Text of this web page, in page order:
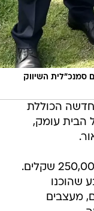
סמנכ"לית השיווק
חדשה הכוללת
הבית עומק,
בפיתוח מניפת הגוונים הושקעו כ-250,000 שקלים.
שהוכנו
מעצבים